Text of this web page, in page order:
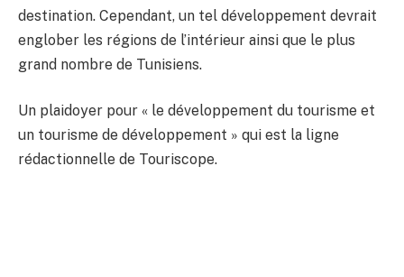
destination. Cependant, un tel développement devrait
englober les régions de l’intérieur ainsi que le plus
grand nombre de Tunisiens.
Un plaidoyer pour « le développement du tourisme et
un tourisme de développement » qui est la ligne
rédactionnelle de Touriscope.